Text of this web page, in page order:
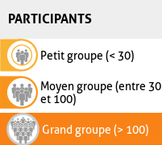
PARTICIPANTS
Petit groupe (< 30)
Moyen groupe (entre 30
et 100)
Grand groupe (> 100)